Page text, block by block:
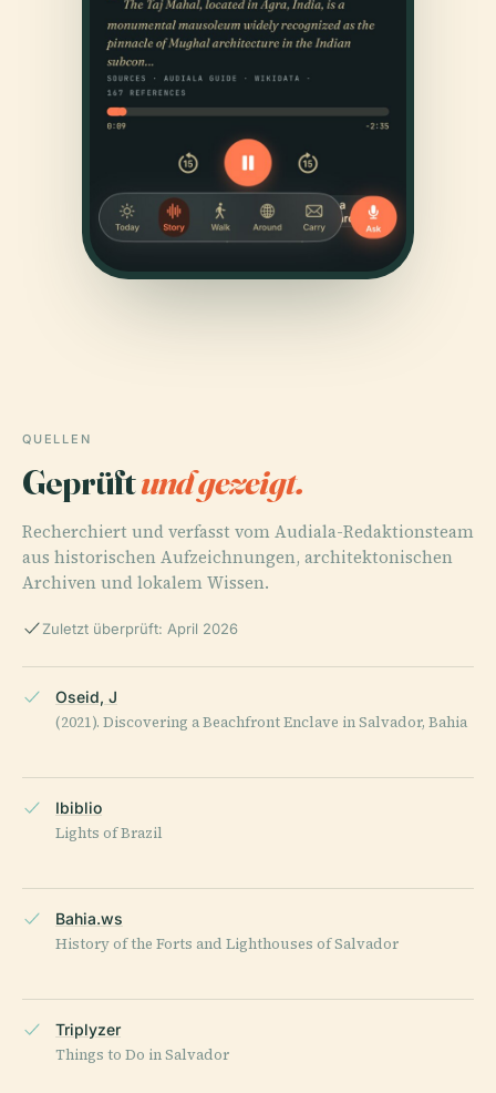
QUELLEN
Geprüftund gezeigt.
Recherchiert und verfasst vom Audiala-Redaktionsteam
aus historischen Aufzeichnungen, architektonischen
Archiven und lokalem Wissen.
Zuletzt überprüft: April 2026
Oseid, J
(2021). Discovering a Beachfront Enclave in Salvador, Bahia
Ibiblio
Lights of Brazil
Bahia.ws
History of the Forts and Lighthouses of Salvador
Triplyzer
Things to Do in Salvador